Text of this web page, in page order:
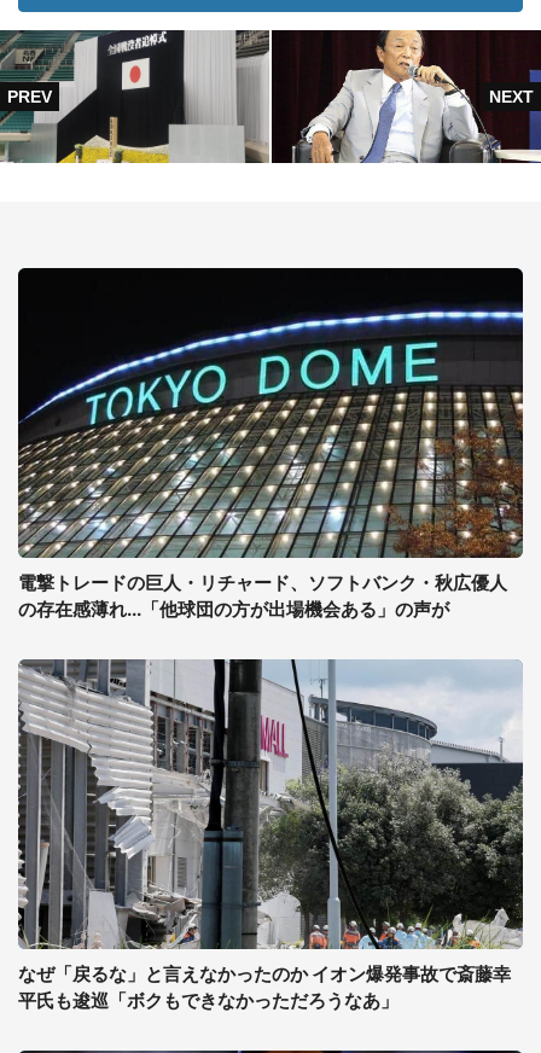
電撃トレードの巨人・リチャード、ソフトバンク・秋広優人
の存在感薄れ...「他球団の方が出場機会ある」の声が
なぜ「戻るな」と言えなかったのか イオン爆発事故で斎藤幸
平氏も逡巡「ボクもできなかっただろうなあ」